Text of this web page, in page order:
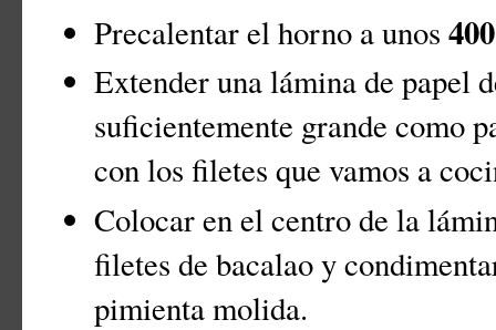
Precalentar el horno a unos 400
Extender una lámina de papel
suficientemente grande como
con los filetes que vamos a
Colocar en el centro de la
filetes de bacalao y
pimienta molida.